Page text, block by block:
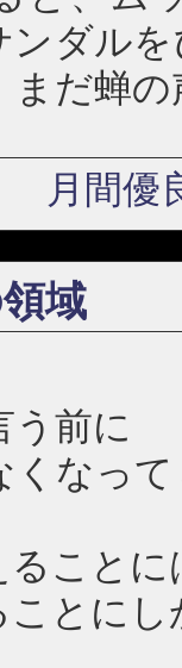
ンダル
まだ蝉
月間優
域
う前に
くなっ
ことに
とにし